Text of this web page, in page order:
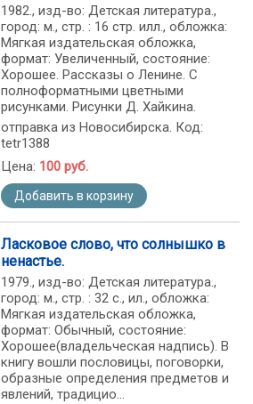
1982., изд-во: Детская литература.,
город: м., стр. : 16 стр. илл., обложка:
Мягкая издательская обложка,
формат: Увеличенный, состояние:
Хорошее. Рассказы о Ленине. С
полноформатными цветными
рисунками. Рисунки Д. Хайкина.
отправка из Новосибирска. Код:
tetr1388
Цена: 100 руб.
Добавить в корзину
Ласковое слово, что солнышко в
ненастье.
1979., изд-во: Детская литература.,
город: м., стр. : 32 с., ил., обложка:
Мягкая издательская обложка,
формат: Обычный, состояние:
Хорошее(владельческая надпись). В
книгу вошли пословицы, поговорки,
образные определения предметов и
явлений, традицио...